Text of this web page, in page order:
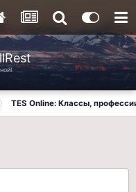
TES Online: Классы,